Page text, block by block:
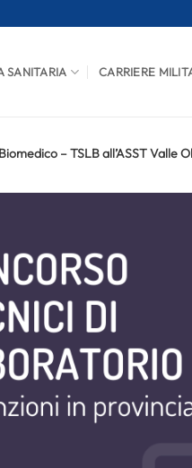
SANITARIA CARRIERE
– TSLB all’ASST Valle